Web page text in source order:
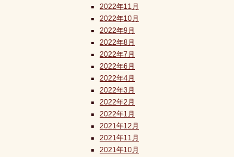
2022年11月
2022年10月
2022年9月
2022年8月
2022年7月
2022年6月
2022年4月
2022年3月
2022年2月
2022年1月
2021年12月
2021年11月
2021年10月